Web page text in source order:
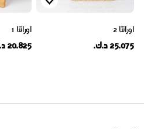
اورانتا 2
25.075 د.ك.
اورانتا 1
20.825 د.ك.